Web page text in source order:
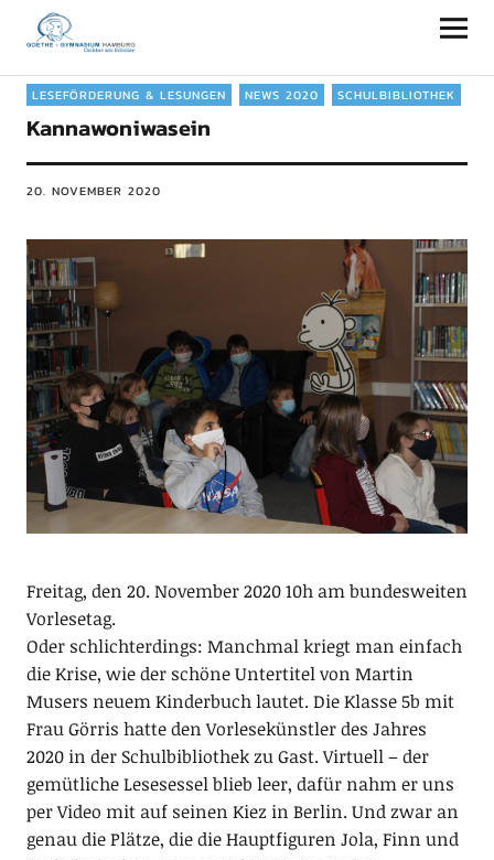
Goethe-Gymnasium Hamburg
LESEFÖRDERUNG & LESUNGEN NEWS 2020 SCHULBIBLIOTHEK
Kannawoniwasein
20. NOVEMBER 2020
Freitag, den 20. November 2020 10h am bundesweiten
Vorlesetag.
Oder schlichterdings: Manchmal kriegt man einfach
die Krise, wie der schöne Untertitel von Martin
Musers neuem Kinderbuch lautet. Die Klasse 5b mit
Frau Görris hatte den Vorlesekünstler des Jahres
2020 in der Schulbibliothek zu Gast. Virtuell – der
gemütliche Lesesessel blieb leer, dafür nahm er uns
per Video mit auf seinen Kiez in Berlin. Und zwar an
genau die Plätze, die die Hauptfiguren Jola, Finn und